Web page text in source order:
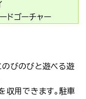
ドゴーチャー
びのびと遊べる遊
収用できます。駐車